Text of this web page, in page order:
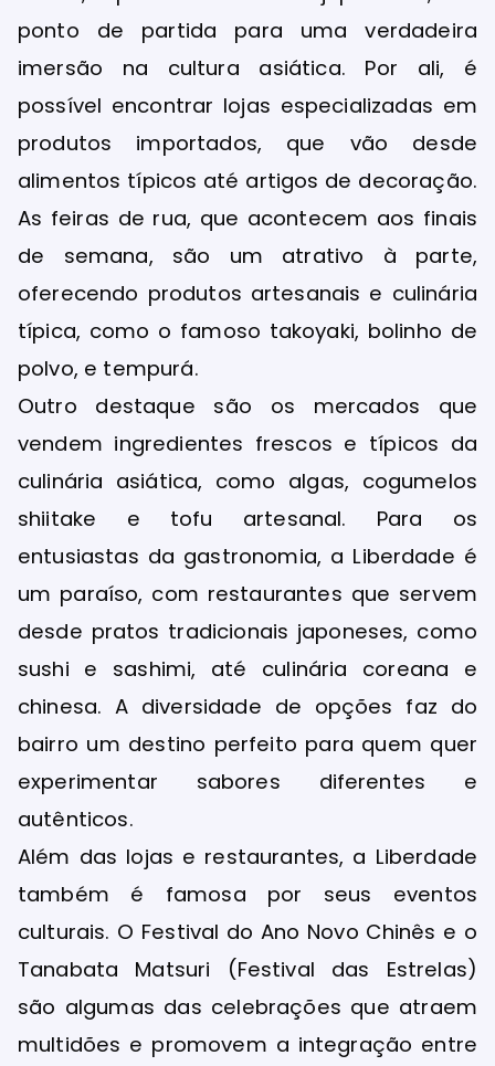
ponto de partida para uma verdadeira
imersão na cultura asiática. Por ali, é
possível encontrar lojas especializadas em
produtos importados, que vão desde
alimentos típicos até artigos de decoração.
As feiras de rua, que acontecem aos finais
de semana, são um atrativo à parte,
oferecendo produtos artesanais e culinária
típica, como o famoso takoyaki, bolinho de
polvo, e tempurá.
Outro destaque são os mercados que
vendem ingredientes frescos e típicos da
culinária asiática, como algas, cogumelos
shiitake e tofu artesanal. Para os
entusiastas da gastronomia, a Liberdade é
um paraíso, com restaurantes que servem
desde pratos tradicionais japoneses, como
sushi e sashimi, até culinária coreana e
chinesa. A diversidade de opções faz do
bairro um destino perfeito para quem quer
experimentar sabores diferentes e
autênticos.
Além das lojas e restaurantes, a Liberdade
também é famosa por seus eventos
culturais. O Festival do Ano Novo Chinês e o
Tanabata Matsuri (Festival das Estrelas)
são algumas das celebrações que atraem
multidões e promovem a integração entre